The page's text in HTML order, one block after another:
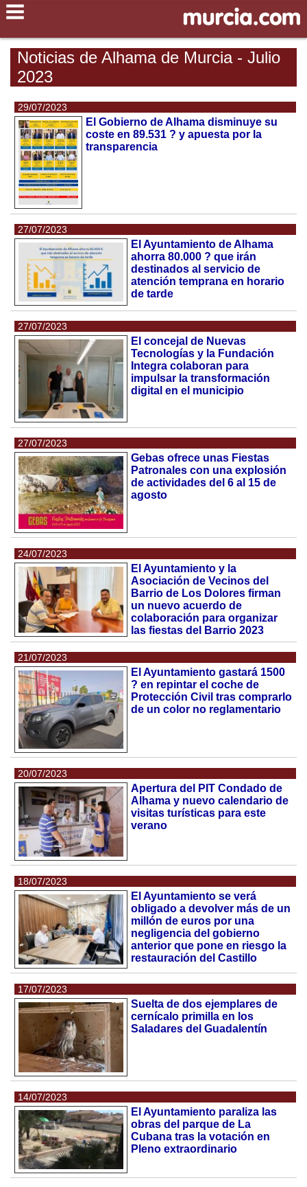
Noticias de Alhama de Murcia - Julio
2023
29/07/2023
El Gobierno de Alhama disminuye su
coste en 89.531 ? y apuesta por la
transparencia
27/07/2023
El Ayuntamiento de Alhama
ahorra 80.000 ? que irán
destinados al servicio de
atención temprana en horario
de tarde
27/07/2023
El concejal de Nuevas
Tecnologías y la Fundación
Integra colaboran para
impulsar la transformación
digital en el municipio
27/07/2023
Gebas ofrece unas Fiestas
Patronales con una explosión
de actividades del 6 al 15 de
agosto
24/07/2023
El Ayuntamiento y la
Asociación de Vecinos del
Barrio de Los Dolores firman
un nuevo acuerdo de
colaboración para organizar
las fiestas del Barrio 2023
21/07/2023
El Ayuntamiento gastará 1500
? en repintar el coche de
Protección Civil tras comprarlo
de un color no reglamentario
20/07/2023
Apertura del PIT Condado de
Alhama y nuevo calendario de
visitas turísticas para este
verano
18/07/2023
El Ayuntamiento se verá
obligado a devolver más de un
millón de euros por una
negligencia del gobierno
anterior que pone en riesgo la
restauración del Castillo
17/07/2023
Suelta de dos ejemplares de
cernícalo primilla en los
Saladares del Guadalentín
14/07/2023
El Ayuntamiento paraliza las
obras del parque de La
Cubana tras la votación en
Pleno extraordinario